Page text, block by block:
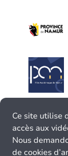
Ce site utilise
accès aux
Nous
de cookies